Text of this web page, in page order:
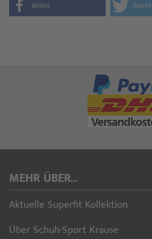
teilen tweet
MEHR ÜBER...
Aktuelle Superfit Kollektion
Über Schuh-Sport Krause